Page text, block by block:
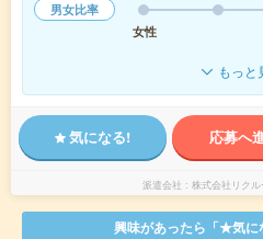
男女比率
女性
もっと
気になる! 応募へ
派遣会社 株式会社リク
興味があったら「★気に